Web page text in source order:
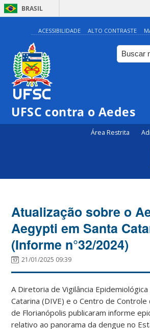
BRASIL
ACESSIBILIDADE ALTO CONTRASTE
UFSC contra o Aedes
Área Restrita
Atualização sobre o
Aegypti em Santa
(Informe n°32/2024)
21/01/2025 09:39
A Diretoria de Vigilância Epidemiológica
Catarina (DIVE) e o Centro de
de Florianópolis publicaram informe
relativo ao panorama da dengue no